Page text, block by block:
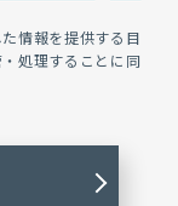
情報を提供する目
処理することに同